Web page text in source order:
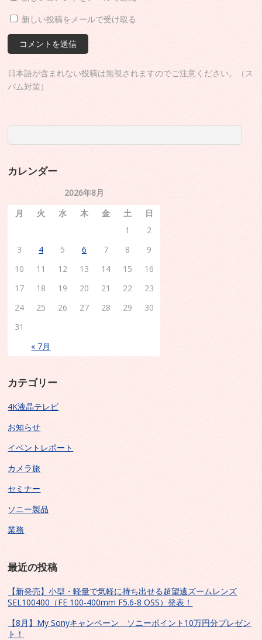
新しい投稿をメールで受け取る
日本語が含まれない投稿は無視されますのでご注意ください。（ス
パム対策）
カレンダー
2026年8月
月
火 水 木 金 土 日
« 7月
1
2
3
4 5 6 7 8
9
10
11 12 13 14 15
16
17
18 19 20 21 22
23
24
25 26 27 28 29
30
31
カテゴリー
4K液晶テレビ
お知らせ
イベントレポート
カメラ旅
セミナー
ソニー製品
業務
最近の投稿
【新発売】小型・軽量で気軽に持ち出せる超望遠ズームレンズ
SEL100400（FE 100-400mm F5.6-8 OSS）発表！
【8月】My Sonyキャンペーン ソニーポイント10万円分プレゼン
ト！